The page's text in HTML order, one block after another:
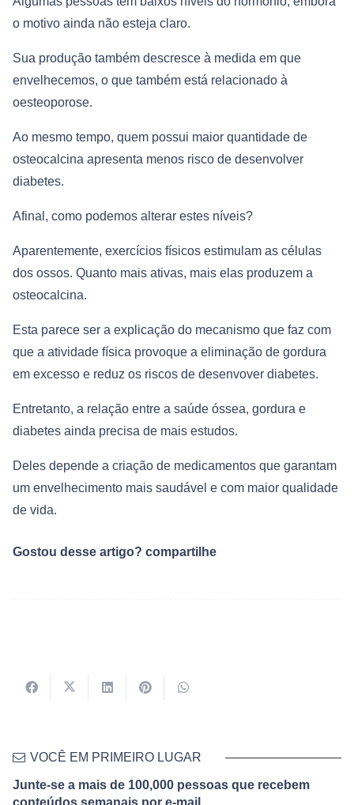
o motivo ainda não esteja claro.
Sua produção também descresce à medida em que
envelhecemos, o que também está relacionado à
oesteoporose.
Ao mesmo tempo, quem possui maior quantidade de
osteocalcina apresenta menos risco de desenvolver
diabetes.
Afinal, como podemos alterar estes níveis?
Aparentemente, exercícios físicos estimulam as células
dos ossos. Quanto mais ativas, mais elas produzem a
osteocalcina.
Esta parece ser a explicação do mecanismo que faz com
que a atividade física provoque a eliminação de gordura
em excesso e reduz os riscos de desenvover diabetes.
Entretanto, a relação entre a saúde óssea, gordura e
diabetes ainda precisa de mais estudos.
Deles depende a criação de medicamentos que garantam
um envelhecimento mais saudável e com maior qualidade
de vida.
Gostou desse artigo? compartilhe
VOCÊ EM PRIMEIRO LUGAR
Junte-se a mais de 100,000 pessoas que recebem